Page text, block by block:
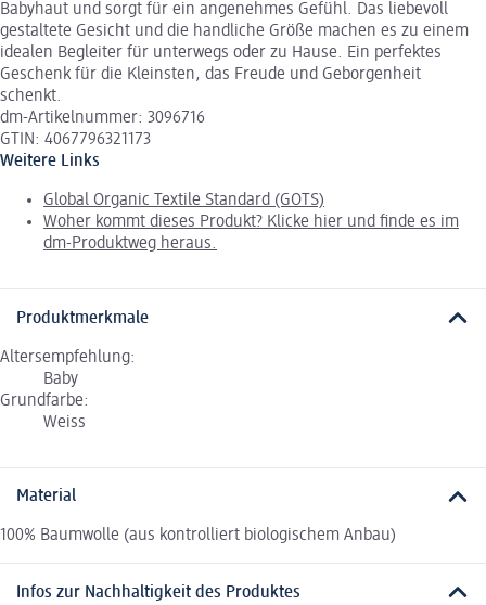
Babyhaut und sorgt für ein angenehmes Gefühl. Das liebevoll
gestaltete Gesicht und die handliche Größe machen es zu einem
idealen Begleiter für unterwegs oder zu Hause. Ein perfektes
Geschenk für die Kleinsten, das Freude und Geborgenheit
schenkt.
dm-Artikelnummer: 3096716
GTIN: 4067796321173
Weitere Links
Global Organic Textile Standard (GOTS)
Woher kommt dieses Produkt? Klicke hier und finde es im
dm-Produktweg heraus.
Produktmerkmale
Altersempfehlung:
Baby
Grundfarbe:
Weiss
Material
100% Baumwolle (aus kontrolliert biologischem Anbau)
Infos zur Nachhaltigkeit des Produktes